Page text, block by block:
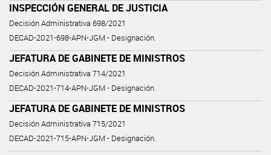
INSPECCIÓN GENERAL DE JUSTICIA
Decisión Administrativa 698/2021
DECAD-2021-698-APN-JGM - Designación.
JEFATURA DE GABINETE DE MINISTROS
Decisión Administrativa 714/2021
DECAD-2021-714-APN-JGM - Designación.
JEFATURA DE GABINETE DE MINISTROS
Decisión Administrativa 715/2021
DECAD-2021-715-APN-JGM - Designación.